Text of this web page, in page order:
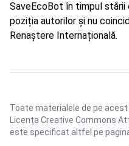
SaveEcoBot în timpul
poziția autorilor și nu
Renaștere Internațională.
Toate materialele de pe
Licența Creative Commons
este specificat altfel pe